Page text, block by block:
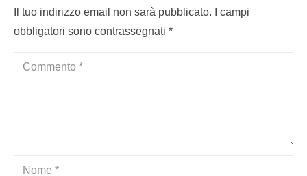
Il tuo indirizzo email non sarà pubblicato.
I campi
obbligatori sono contrassegnati *